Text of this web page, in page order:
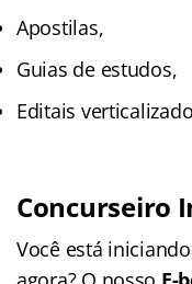
Apostilas,
Guias de estudos,
Editais
Concurseiro
Você está